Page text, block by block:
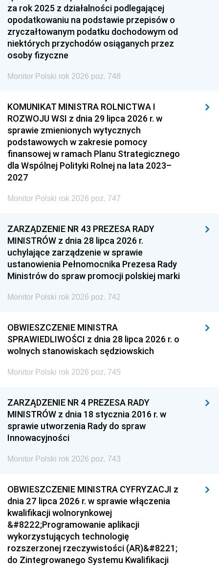
za rok 2025 z działalności podlegającej
opodatkowaniu na podstawie przepisów o
zryczałtowanym podatku dochodowym od
niektórych przychodów osiąganych przez
osoby fizyczne
Monitor Polski rok 2026 poz. 748
KOMUNIKAT MINISTRA ROLNICTWA I
ROZWOJU WSI z dnia 29 lipca 2026 r. w
sprawie zmienionych wytycznych
podstawowych w zakresie pomocy
finansowej w ramach Planu Strategicznego
dla Wspólnej Polityki Rolnej na lata 2023–
2027
Monitor Polski rok 2026 poz. 747
ZARZĄDZENIE NR 43 PREZESA RADY
MINISTRÓW z dnia 28 lipca 2026 r.
uchylające zarządzenie w sprawie
ustanowienia Pełnomocnika Prezesa Rady
Ministrów do spraw promocji polskiej marki
Monitor Polski rok 2026 poz. 742
OBWIESZCZENIE MINISTRA
SPRAWIEDLIWOŚCI z dnia 28 lipca 2026 r. o
wolnych stanowiskach sędziowskich
Monitor Polski rok 2026 poz. 745
ZARZĄDZENIE NR 4 PREZESA RADY
MINISTRÓW z dnia 18 stycznia 2016 r. w
sprawie utworzenia Rady do spraw
Innowacyjności
Monitor Polski rok 2026 poz. 743
OBWIESZCZENIE MINISTRA CYFRYZACJI z
dnia 27 lipca 2026 r. w sprawie włączenia
kwalifikacji wolnorynkowej
&#8222;Programowanie aplikacji
wykorzystujących technologię
rozszerzonej rzeczywistości (AR)&#8221;
do Zintegrowanego Systemu Kwalifikacji